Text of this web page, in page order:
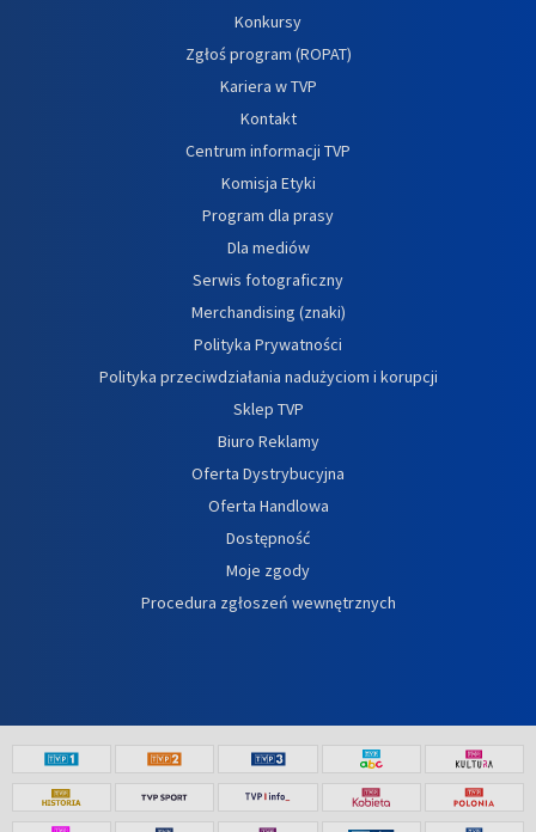
Konkursy
Zgłoś program (ROPAT)
Kariera w TVP
Kontakt
Centrum informacji TVP
Komisja Etyki
Program dla prasy
Dla mediów
Serwis fotograficzny
Merchandising (znaki)
Polityka Prywatności
Polityka przeciwdziałania nadużyciom i korupcji
Sklep TVP
Biuro Reklamy
Oferta Dystrybucyjna
Oferta Handlowa
Dostępność
Moje zgody
Procedura zgłoszeń wewnętrznych